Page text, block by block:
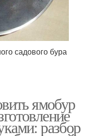
садового бура
ямобур
разбор